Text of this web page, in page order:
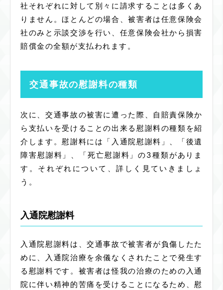
社それぞれに対して別々に請求することは多くあ
りません。ほとんどの場合、被害者は任意保険会
社のみと示談交渉を行い、任意保険会社から損害
賠償金の全額が支払われます。
交通事故の慰謝料の種類
次に、交通事故の被害に遭った際、自賠責保険か
ら支払いを受けることの出来る慰謝料の種類を紹
介します。慰謝料には「入通院慰謝料」、「後遺
障害慰謝料」、「死亡慰謝料」の3種類がありま
す。それぞれについて、詳しく見ていきましょ
う。
入通院慰謝料
入通院慰謝料は、交通事故で被害者が負傷したた
めに、入通院治療を余儀なくされたことで発生す
る慰謝料です。被害者は怪我の治療のための入通
院に伴い精神的苦痛を受けることになるため、慰